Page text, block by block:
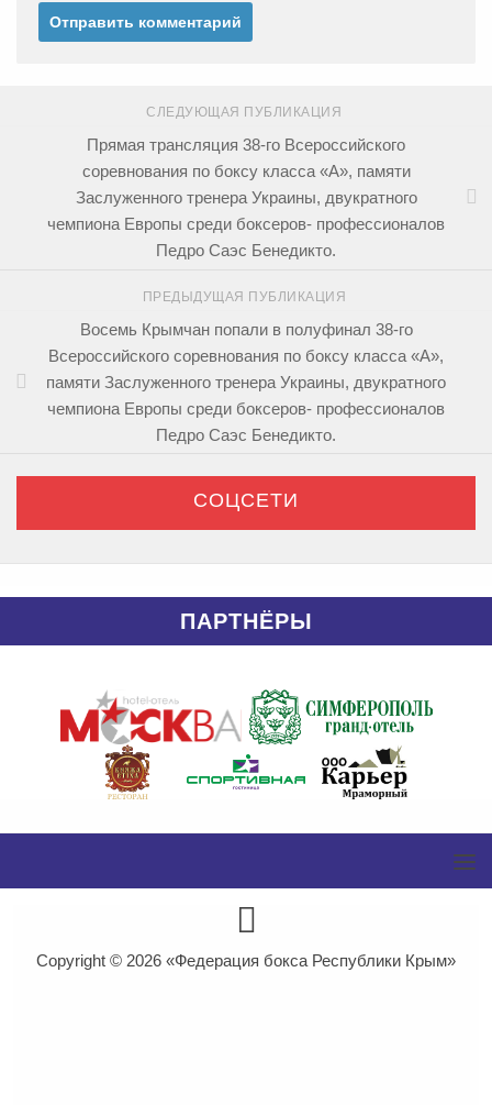
СЛЕДУЮЩАЯ ПУБЛИКАЦИЯ
Прямая трансляция 38-го Всероссийского
соревнования по боксу класса «А», памяти
Заслуженного тренера Украины, двукратного
чемпиона Европы среди боксеров- профессионалов
Педро Саэс Бенедикто.
ПРЕДЫДУЩАЯ ПУБЛИКАЦИЯ
Восемь Крымчан попали в полуфинал 38-го
Всероссийского соревнования по боксу класса «А»,
памяти Заслуженного тренера Украины, двукратного
чемпиона Европы среди боксеров- профессионалов
Педро Саэс Бенедикто.
СОЦСЕТИ
ПАРТНЁРЫ
Copyright © 2026 «Федерация бокса Республики Крым»